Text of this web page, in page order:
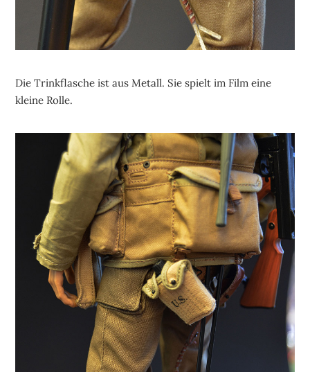
Die Trinkflasche ist aus Metall. Sie spielt im Film eine
kleine Rolle.